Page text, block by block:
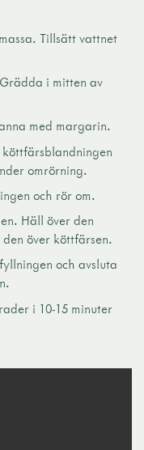
Tillsätt vattnet
i mitten av
med margarin.
omrörning.
och rör om.
Häll över den
över köttfärsen.
och avsluta
i 10-15 minuter